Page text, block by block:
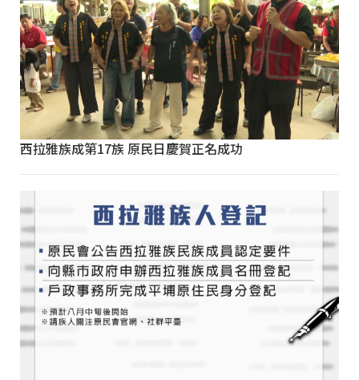
西拉雅族成第17族 原民日慶賀正名成功